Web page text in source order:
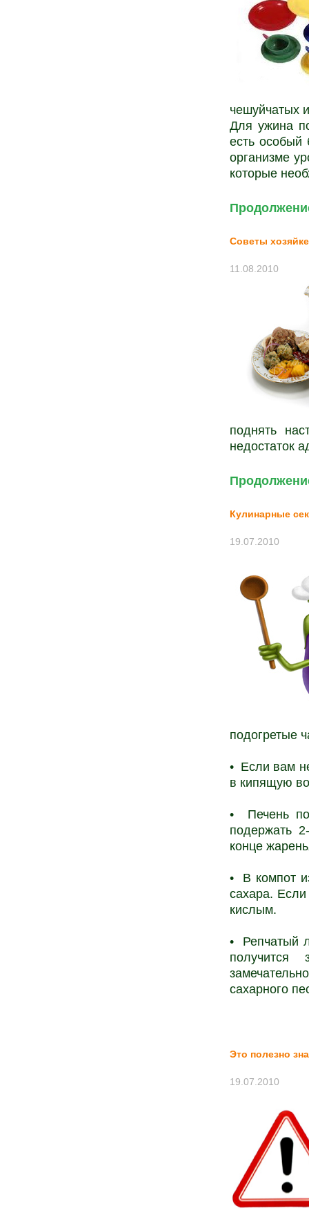
чешуйчатых
Для ужина
есть
организме
которые
Советы
11.08.2010
поднять
недостаток
Кулинарные
19.07.2010
подогретые
• Если вам
в кипящую
• Печень
подержать
конце
• В компот
сахара.
кислым.
• Репчатый
сахарного
Это полезно
19.07.2010